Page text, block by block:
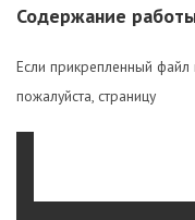
Содержание
Если прикрепленный файл
пожалуйста, страницу